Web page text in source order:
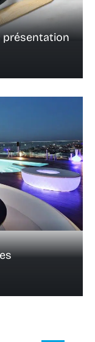
présentation